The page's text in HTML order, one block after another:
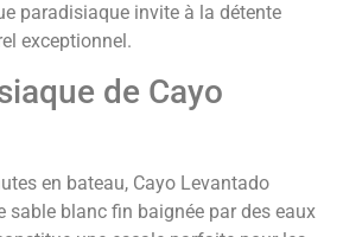
paradisiaque invite à la détente
exceptionnel.
de Cayo
en bateau, Cayo Levantado
sable blanc fin baignée par des eaux